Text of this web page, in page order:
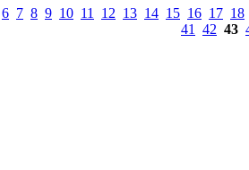
6 7 8 9 10 11 12 13 14 15 16 17 18
41
42 43